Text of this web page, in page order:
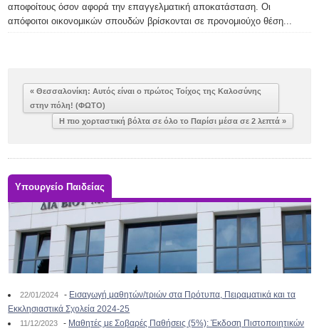
αποφοίτους όσον αφορά την επαγγελματική αποκατάσταση. Οι
απόφοιτοι οικονομικών σπουδών βρίσκονται σε προνομιούχο θέση...
« Θεσσαλονίκη: Αυτός είναι ο πρώτος Τοίχος της Καλοσύνης
στην πόλη! (ΦΩΤΟ)
Η πιο χορταστική βόλτα σε όλο το Παρίσι μέσα σε 2 λεπτά »
Υπουργείο Παιδείας
22/01/2024 - Εισαγωγή μαθητών/τριών στα Πρότυπα, Πειραματικά και τα
Εκκλησιαστικά Σχολεία 2024-25
11/12/2023 - Μαθητές με Σοβαρές Παθήσεις (5%): Έκδοση Πιστοποιητικών